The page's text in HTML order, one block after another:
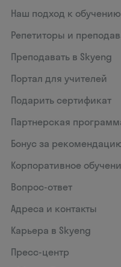
Наш подход к обучению
Репетиторы и
Преподавать в Skyeng
Портал для учителей
Подарить сертификат
Партнерская
Бонус за
Корпоративное
Вопрос-ответ
Адреса и контакты
Карьера в Skyeng
Пресс-центр